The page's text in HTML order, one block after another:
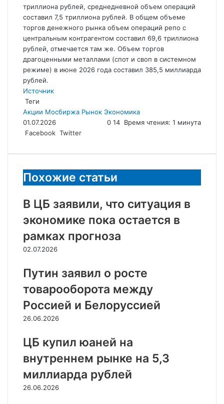
триллиона рублей, среднедневной объем операций
составил 7,5 триллиона рублей. В общем объеме
торгов денежного рынка объем операций репо с
центральным контрагентом составил 69,6 триллиона
рублей, отмечается там же. Объем торгов
драгоценными металлами (спот и своп в системном
режиме) в июне 2026 года составил 385,5 миллиарда
рублей.
Источник
Теги
Акции Мосбиржа Рынок Экономика
01.07.2026
0 14 Время чтения: 1 минута
Facebook Twitter
электронную
Похожие статьи
В ЦБ заявили, что ситуация в
экономике пока остается в
рамках прогноза
02.07.2026
Путин заявил о росте
товарооборота между
Россией и Белоруссией
26.06.2026
ЦБ купил юаней на
внутреннем рынке на 5,3
миллиарда рублей
26.06.2026